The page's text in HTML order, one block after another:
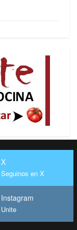
de
causa de
e hizo un
movilizarse
y traducir
en
expresaron
Brice
conducción
X
Seguinos en X
Instagram
Unite